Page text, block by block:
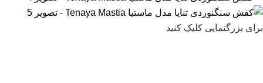
برای بزرگنمایی کلیک کنید